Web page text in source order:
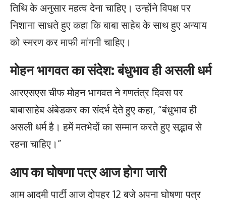
तिथि के अनुसार महत्व देना चाहिए। उन्होंने विपक्ष पर
निशाना साधते हुए कहा कि बाबा साहेब के साथ हुए अन्याय
को स्मरण कर माफी मांगनी चाहिए।
मोहन भागवत का संदेश: बंधुभाव ही असली धर्म
आरएसएस चीफ मोहन भागवत ने गणतंत्र दिवस पर
बाबासाहेब अंबेडकर का संदर्भ देते हुए कहा, “बंधुभाव ही
असली धर्म है। हमें मतभेदों का सम्मान करते हुए सद्भाव से
रहना चाहिए।”
आप का घोषणा पत्र आज होगा जारी
आम आदमी पार्टी आज दोपहर 12 बजे अपना घोषणा पत्र